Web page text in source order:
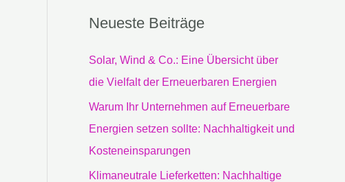
e
n
Neueste Beiträge
Solar, Wind & Co.: Eine Übersicht über
die Vielfalt der Erneuerbaren Energien
Warum Ihr Unternehmen auf Erneuerbare
Energien setzen sollte: Nachhaltigkeit und
Kosteneinsparungen
Klimaneutrale Lieferketten: Nachhaltige